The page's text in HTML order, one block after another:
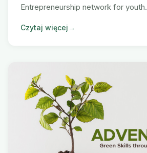
Entrepreneurship network for youth.
Czytaj więcej→